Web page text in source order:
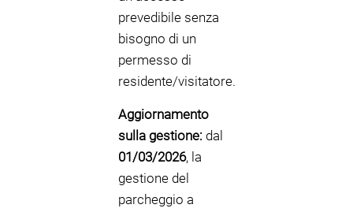
prevedibile senza
bisogno di un
permesso di
residente/visitatore.
Aggiornamento
sulla gestione: dal
01/03/2026, la
gestione del
parcheggio a